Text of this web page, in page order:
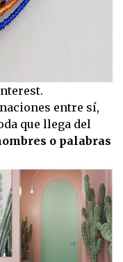
entre sí,
que llega del
o palabras